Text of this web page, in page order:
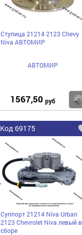
Купить
Ступица 21214 2123 Chevy
Niva АВТОМИР
АВТОМИР
1567,50 руб
Код 69175
Суппорт 21214 Niva Urban
2123 Chevrolet Niva левый в
сборе